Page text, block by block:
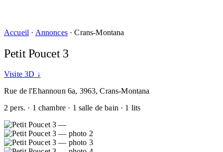
Accueil · Annonces · Crans-Montana
Petit Poucet 3
Visite 3D ↓
Rue de l'Ehannoun 6a, 3963, Crans-Montana
2 pers. · 1 chambre · 1 salle de bain · 1 lits